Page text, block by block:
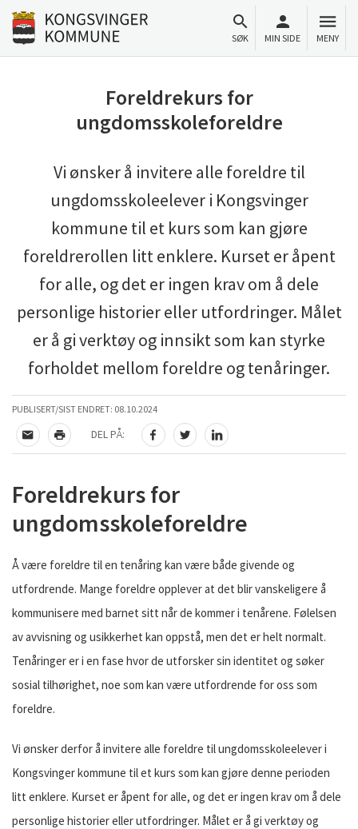
Til innhold
Gå til forsiden
SØK MIN SIDE MENY
Foreldrekurs for
ungdomsskoleforeldre
Vi ønsker å invitere alle foreldre til
ungdomsskoleelever i Kongsvinger
kommune til et kurs som kan gjøre
foreldrerollen litt enklere. Kurset er åpent
for alle, og det er ingen krav om å dele
personlige historier eller utfordringer. Målet
er å gi verktøy og innsikt som kan styrke
forholdet mellom foreldre og tenåringer.
PUBLISERT/SIST ENDRET: 08.10.2024
TIPS EN VENN
SKRIV UT
DEL PÅ:
DEL PÅ FACEBOOK
DEL PÅ TWITTER
DEL PÅ LINKEDIN
Foreldrekurs for
ungdomsskoleforeldre
Å være foreldre til en tenåring kan være både givende og
utfordrende. Mange foreldre opplever at det blir vanskeligere å
kommunisere med barnet sitt når de kommer i tenårene. Følelsen
av avvisning og usikkerhet kan oppstå, men det er helt normalt.
Tenåringer er i en fase hvor de utforsker sin identitet og søker
sosial tilhørighet, noe som kan være utfordrende for oss som
foreldre.
Vi ønsker derfor å invitere alle foreldre til ungdomsskoleelever i
Kongsvinger kommune til et kurs som kan gjøre denne perioden
litt enklere. Kurset er åpent for alle, og det er ingen krav om å dele
personlige historier eller utfordringer. Målet er å gi verktøy og